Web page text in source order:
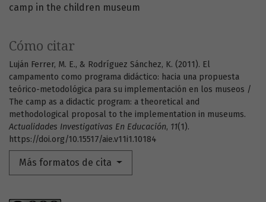
camp in the children museum
Cómo citar
Luján Ferrer, M. E., & Rodríguez Sánchez, K. (2011). El
campamento como programa didáctico: hacia una propuesta
teórico-metodológica para su implementación en los museos /
The camp as a didactic program: a theoretical and
methodological proposal to the implementation in museums.
Actualidades Investigativas En Educación, 11(1).
https://doi.org/10.15517/aie.v11i1.10184
Más formatos de cita